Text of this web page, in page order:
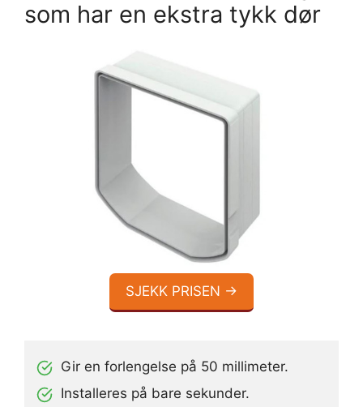
som har en ekstra tykk dør
SJEKK PRISEN →
Gir en forlengelse på 50 millimeter.
Installeres på bare sekunder.